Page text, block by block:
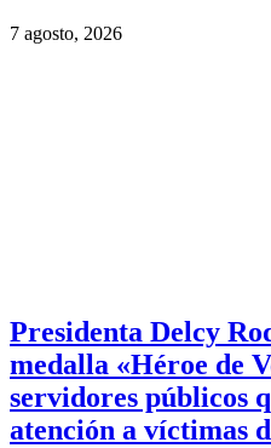
7 agosto, 2026
Presidenta Delcy
medalla «Héroe de
servidores públicos
atención a víctimas